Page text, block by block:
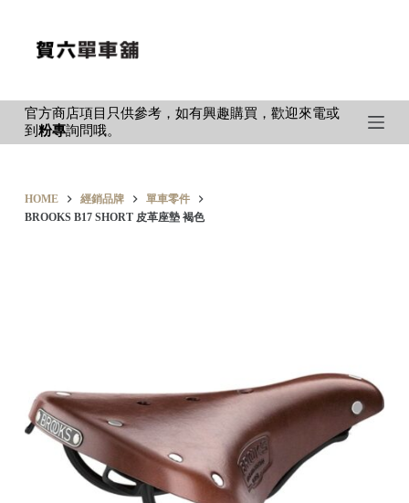
o
n
官方商店項目只供參考，如有興趣購買，歡迎來電或
到 粉專詢問哦。
HOME 經銷品牌
單車零件
BROOKS B17 SHORT 皮革座墊 褐色